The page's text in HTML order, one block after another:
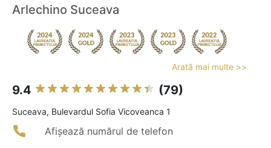
Arlechino Suceava
Arată mai multe >>
9.4 (79)
Suceava, Bulevardul Sofia Vicoveanca 1
Afișează numărul de telefon